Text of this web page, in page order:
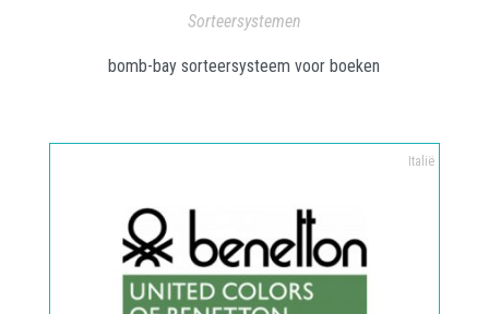
Sorteersystemen
bomb-bay sorteersysteem voor boeken
Italië